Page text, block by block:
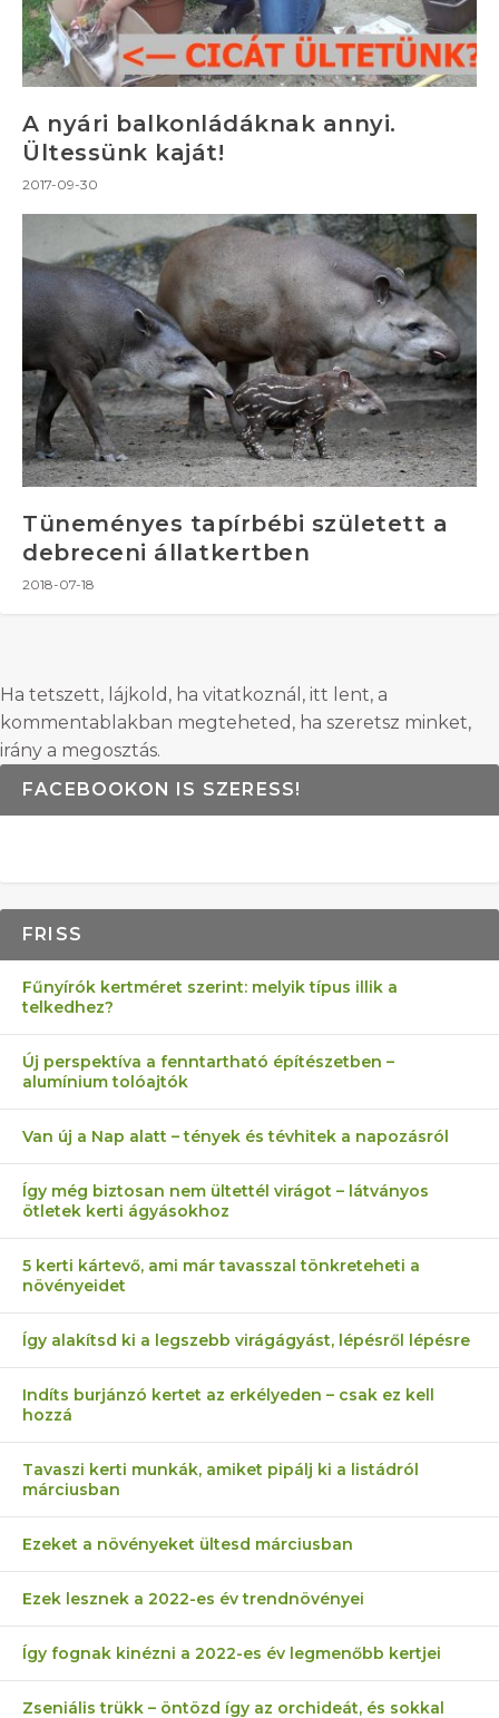
A nyári balkonládáknak annyi.
Ültessünk kaját!
2017-09-30
Tüneményes tapírbébi született a
debreceni állatkertben
2018-07-18
Ha tetszett, lájkold, ha vitatkoznál, itt lent, a
kommentablakban megteheted, ha szeretsz minket,
irány a megosztás.
FACEBOOKON IS SZERESS!
FRISS
Fűnyírók kertméret szerint: melyik típus illik a
telkedhez?
Új perspektíva a fenntartható építészetben –
alumínium tolóajtók
Van új a Nap alatt – tények és tévhitek a napozásról
Így még biztosan nem ültettél virágot – látványos
ötletek kerti ágyásokhoz
5 kerti kártevő, ami már tavasszal tönkreteheti a
növényeidet
Így alakítsd ki a legszebb virágágyást, lépésről lépésre
Indíts burjánzó kertet az erkélyeden – csak ez kell
hozzá
Tavaszi kerti munkák, amiket pipálj ki a listádról
márciusban
Ezeket a növényeket ültesd márciusban
Ezek lesznek a 2022-es év trendnövényei
Így fognak kinézni a 2022-es év legmenőbb kertjei
Zseniális trükk – öntözd így az orchideát, és sokkal